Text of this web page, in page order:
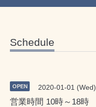
Schedule
OPEN 2020-01-01 (Wed)
営業時間 10時～18時